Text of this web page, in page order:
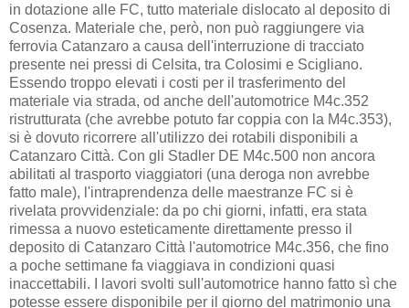
in dotazione alle FC, tutto materiale dislocato al deposito di
Cosenza. Materiale che, però, non può raggiungere via
ferrovia Catanzaro a causa dell'interruzione di tracciato
presente nei pressi di Celsita, tra Colosimi e Scigliano.
Essendo troppo elevati i costi per il trasferimento del
materiale via strada, od anche dell'automotrice M4c.352
ristrutturata (che avrebbe potuto far coppia con la M4c.353),
si è dovuto ricorrere all'utilizzo dei rotabili disponibili a
Catanzaro Città. Con gli Stadler DE M4c.500 non ancora
abilitati al trasporto viaggiatori (una deroga non avrebbe
fatto male), l'intraprendenza delle maestranze FC si è
rivelata provvidenziale: da po chi giorni, infatti, era stata
rimessa a nuovo esteticamente direttamente presso il
deposito di Catanzaro Città l'automotrice M4c.356, che fino
a poche settimane fa viaggiava in condizioni quasi
inaccettabili. I lavori svolti sull'automotrice hanno fatto sì che
potesse essere disponibile per il giorno del matrimonio una